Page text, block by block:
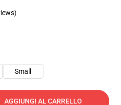
Small
AGGIUNGI AL CARRELLO